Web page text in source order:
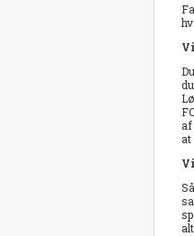
at